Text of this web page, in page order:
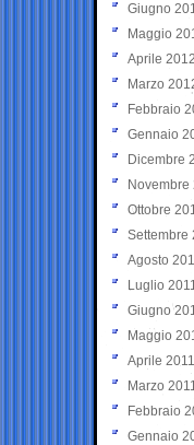
Giugno
Maggio
Aprile 2012
Marzo
Febbraio
Gennaio
Dicembre
Novembre
Ottobre
Settembre
Agosto
Luglio
Giugno
Maggio
Aprile 2011
Marzo
Febbraio
Gennaio